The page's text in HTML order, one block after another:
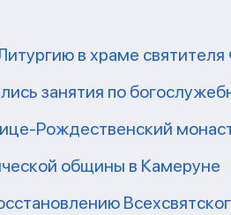
в храме
занятия по
Рождественский
общины в Камеруне